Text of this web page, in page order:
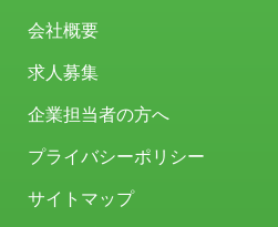
会社概要
求人募集
企業担当者の方へ
プライバシーポリシー
サイトマップ